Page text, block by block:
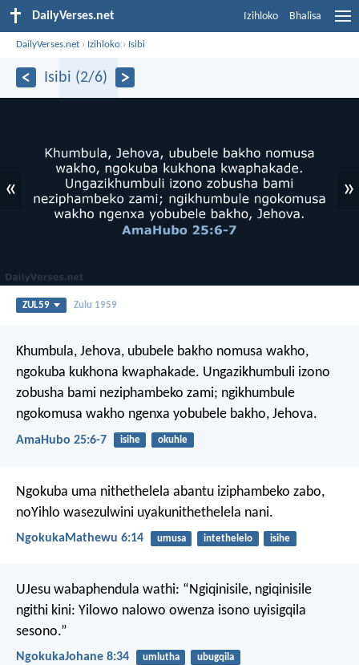
DailyVerses.net Izihloko Bhalisa
DailyVerses.net › Izihloko › Isibi
Isibi (2/6)
« »
ZUL59 Zulu 1959
Khumbula, Jehova, ububele bakho nomusa wakho,
ngokuba kukhona kwaphakade. Ungazikhumbuli izono
zobusha bami neziphambeko zami; ngikhumbule
ngokomusa wakho ngenxa yobubele bakho, Jehova.
AmaHubo 25:6-7 isihe okuhle
Ngokuba uma nithethelela abantu iziphambeko zabo,
noYihlo wasezulwini uyakunithethelela nani.
NgokukaMathewu 6:14 umusa intethelelo isihe
UJesu wabaphendula wathi: “Ngiqinisile, ngiqinisile
ngithi kini: Yilowo nalowo owenza isono uyisigqila
sesono.”
NgokukaJohane 8:34 umlutha ubugqila